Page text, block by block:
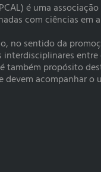
é uma
com ciências em
no sentido da
também propósito
acompanhar o